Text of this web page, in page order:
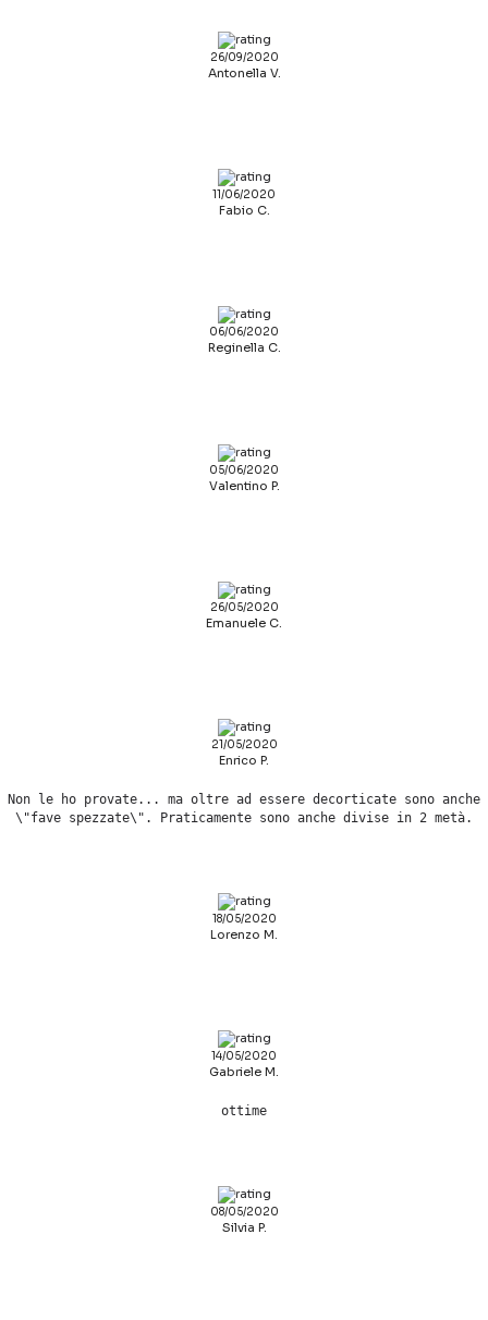
26/09/2020
Antonella V.
11/06/2020
Fabio C.
06/06/2020
Reginella C.
05/06/2020
Valentino P.
26/05/2020
Emanuele C.
21/05/2020
Enrico P.
Non le ho provate... ma oltre ad essere decorticate sono anche
\"fave spezzate\". Praticamente sono anche divise in 2 metà.
18/05/2020
Lorenzo M.
14/05/2020
Gabriele M.
ottime
08/05/2020
Silvia P.